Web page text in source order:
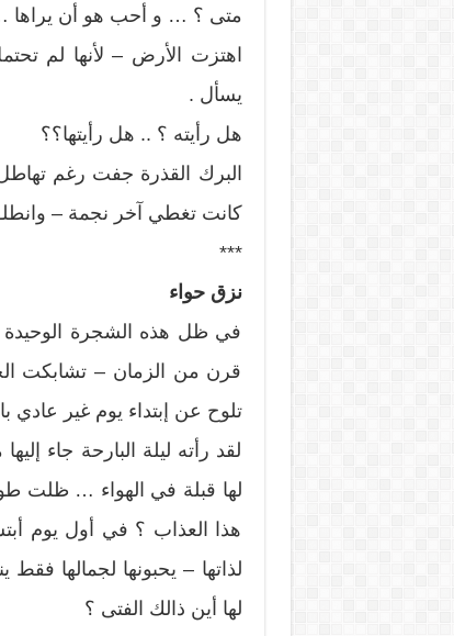
متى ؟ … و أحب هو أن يراها
اهتزت الأرض – لأنها لم
يسأل .
هل رأيته ؟ .. هل رأيتها؟؟
البرك القذرة جفت رغم
كانت تغطي آخر نجمة – وانطلق
***
نزق حواء
في ظل هذه الشجرة الوحيدة
قرن من الزمان – تشابكت
تلوح عن إبتداء يوم غير عادي
لقد رأته ليلة البارحة جاء
لها قبلة في الهواء … ظلت
هذا العذاب ؟ في أول يوم
لذاتها – يحبونها لجمالها
لها أين ذالك الفتى ؟